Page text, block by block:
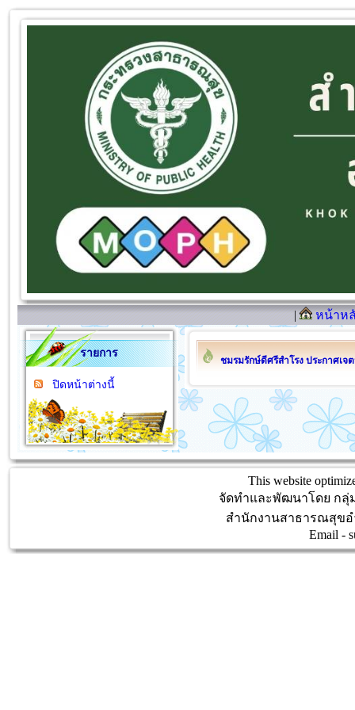
| หน้าห
รายการ
ปิดหน้าต่างนี้
ชมรมรักษ์ดีศรีสำโรง ประกาศเ
This website
จัดทำและพัฒนาโดย ก
สำนักงานสาธารณสุขอ
Email -